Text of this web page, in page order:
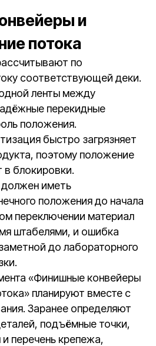
и
потока
по
соответствующей деки.
ленты между
перекидные
положения.
быстро загрязняет
поэтому положение
в блокировки.
иметь
положения до начала
переключении материал
штабелями, и ошибка
до лабораторного
«Финишные конвейеры
планируют вместе с
Заранее определяют
подъёмные точки,
перечень крепежа,